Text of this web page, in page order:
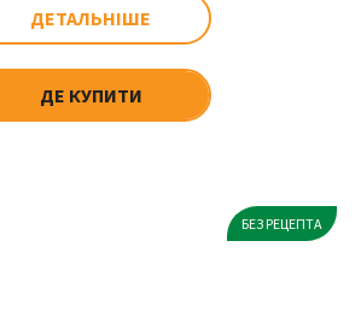
ДЕТАЛЬНІШЕ
ДЕ КУПИТИ
БЕЗ РЕЦЕПТА